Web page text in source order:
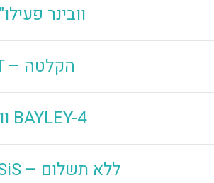
וובינר
וובינר TAT – הקלטה
וובינר מוקלט BAYLEY-4
וובינר מבוא ל- SSiS – ללא תשלום